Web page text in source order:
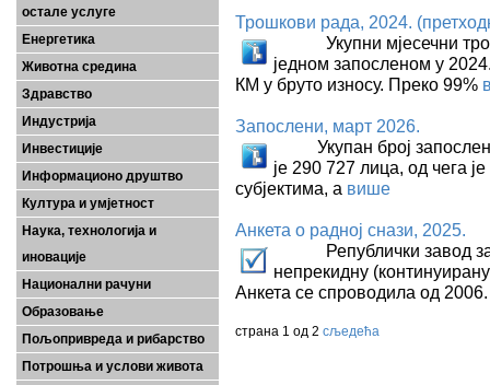
остале услуге
Енергетика
Животна средина
Здравство
Индустрија
Инвестиције
Информационо друштво
Култура и умјетност
Наука, технологија и
иновације
Национални рачуни
Образовање
Пољопривреда и рибарство
Потрошња и услови живота
Трошкови рада, 2024.
Укупни мјесечни
једном запосленом у
КМ у бруто износу. Преко 99%
Запослени, март 2026.
Укупан број
је 290 727 лица, од чега
субјектима, а више
Анкета о радној снази, 2025.
Републички завод за
непрекидну
Анкета се спроводила од
страна 1 од 2 сљедећа